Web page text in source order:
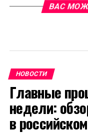
ВАС
НОВОСТИ
Главные
недели:
в